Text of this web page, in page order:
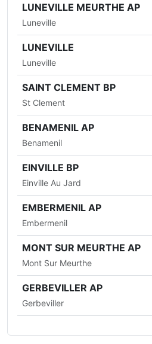
LUNEVILLE MEURTHE AP
Luneville
LUNEVILLE
Luneville
SAINT CLEMENT BP
St Clement
BENAMENIL AP
Benamenil
EINVILLE BP
Einville Au Jard
EMBERMENIL AP
Embermenil
MONT SUR MEURTHE AP
Mont Sur Meurthe
GERBEVILLER AP
Gerbeviller